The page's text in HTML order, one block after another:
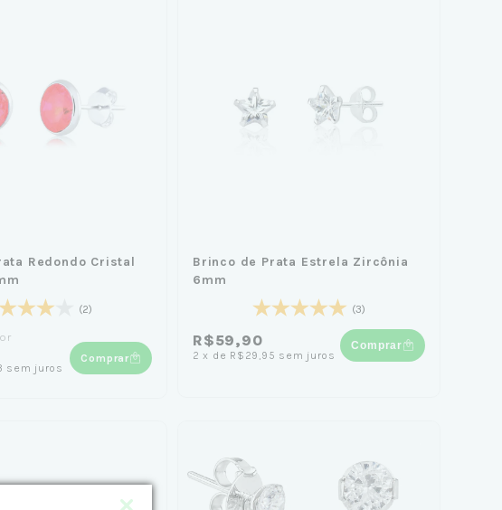
Redondo Cristal
(2)
sem juros
Comprar
Brinco de Prata Estrela Zircônia
6mm
(3)
R$59,90
2 x de R$29,95 sem juros
Comprar